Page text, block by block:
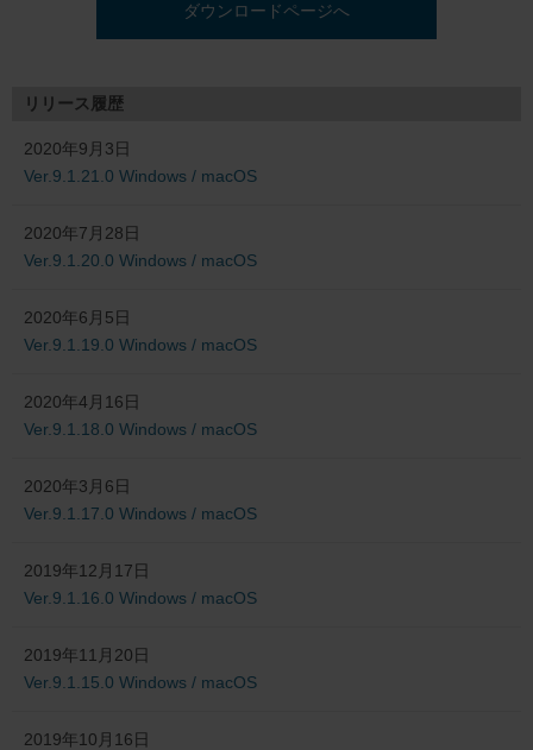
ダウンロードページへ
リリース履歴
2020年9月3日
Ver.9.1.21.0 Windows / macOS
2020年7月28日
Ver.9.1.20.0 Windows / macOS
2020年6月5日
Ver.9.1.19.0 Windows / macOS
2020年4月16日
Ver.9.1.18.0 Windows / macOS
2020年3月6日
Ver.9.1.17.0 Windows / macOS
2019年12月17日
Ver.9.1.16.0 Windows / macOS
2019年11月20日
Ver.9.1.15.0 Windows / macOS
2019年10月16日